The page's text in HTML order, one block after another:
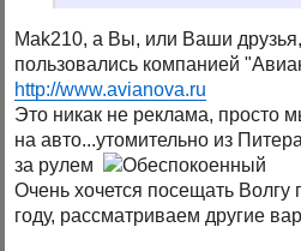
Mak210, а Вы, или Ваши
пользовались компанией
http://www.avianova.ru
Это никак не реклама, просто
на авто...утомительно из
за рулем
Очень хочется посещать
году, рассматриваем другие